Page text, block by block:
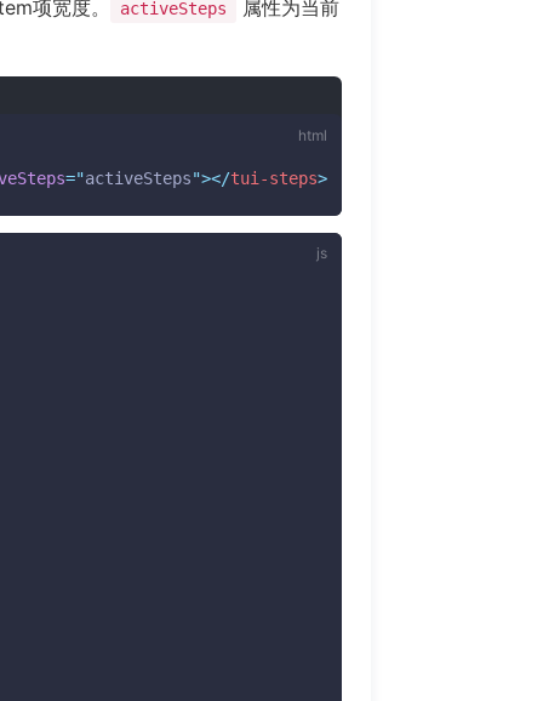
项宽度。 activeSteps
属性为当前
="activeSteps"></tui-steps>